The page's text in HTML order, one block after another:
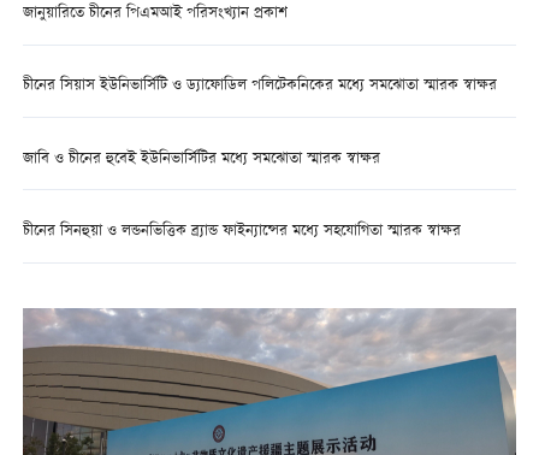
জানুয়ারিতে চীনের পিএমআই পরিসংখ্যান প্রকাশ
চীনের সিয়াস ইউনিভার্সিটি ও ড্যাফোডিল পলিটেকনিকের মধ্যে সমঝোতা স্মারক স্বাক্ষর
জাবি ও চীনের হুবেই ইউনিভার্সিটির মধ্যে সমঝোতা স্মারক স্বাক্ষর
চীনের সিনহুয়া ও লন্ডনভিত্তিক ব্র্যান্ড ফাইন্যান্সের মধ্যে সহযোগিতা স্মারক স্বাক্ষর